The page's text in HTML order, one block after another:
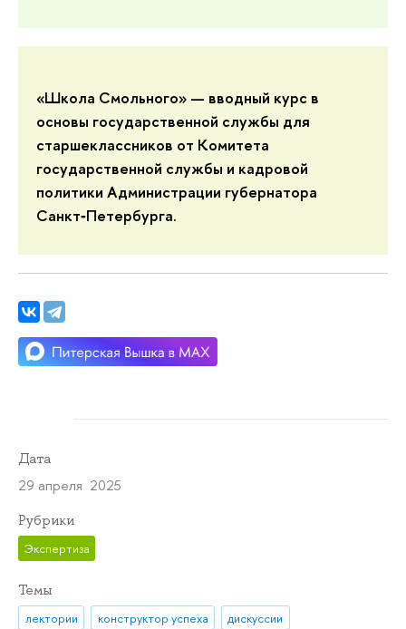
«Школа Смольного» — вводный курс в
основы государственной службы для
старшеклассников от Комитета
государственной службы и кадровой
политики Администрации губернатора
Санкт‑Петербурга.
Дата
29 апреля 2025
Рубрики
Экспертиза
Темы
лектории конструктор успеха
дискуссии